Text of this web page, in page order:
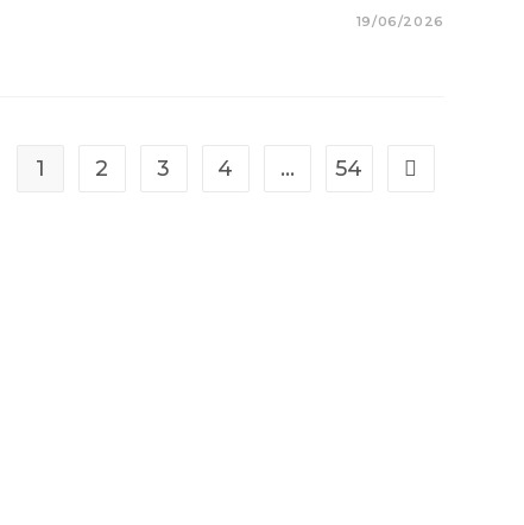
19/06/2026
1 2 3 4 … 54